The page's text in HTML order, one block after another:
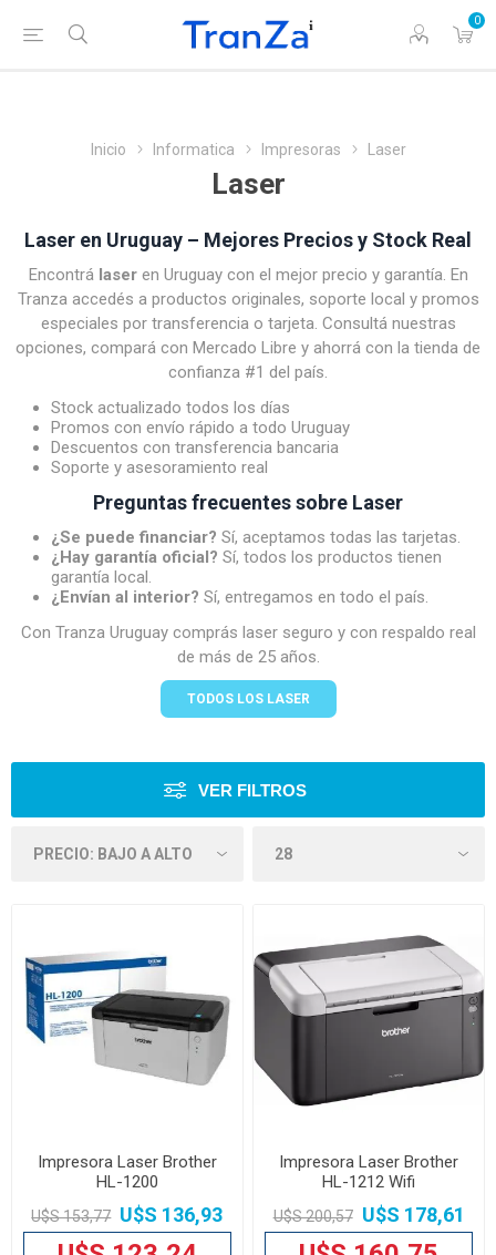
0
Inicio Informatica Impresoras Laser
Laser
Laser en Uruguay – Mejores Precios y Stock Real
Encontrá laseren Uruguay con el mejor precio y garantía. En
Tranza accedés a productos originales, soporte local y promos
especiales por transferencia o tarjeta. Consultá nuestras
opciones, compará con Mercado Libre y ahorrá con la tienda de
confianza #1 del país.
Stock actualizado todos los días
Promos con envío rápido a todo Uruguay
Descuentos con transferencia bancaria
Soporte y asesoramiento real
Preguntas frecuentes sobre Laser
¿Se puede financiar? Sí, aceptamos todas las tarjetas.
¿Hay garantía oficial? Sí, todos los productos tienen
garantía local.
¿Envían al interior? Sí, entregamos en todo el país.
Con Tranza Uruguay comprás laser seguro y con respaldo real
de más de 25 años.
TODOS LOS LASER
VER FILTROS
Impresora Laser Brother
HL-1200
U$S 153,77 U$S 136,93
Impresora Laser Brother
HL-1212 Wifi
U$S 200,57 U$S 178,61